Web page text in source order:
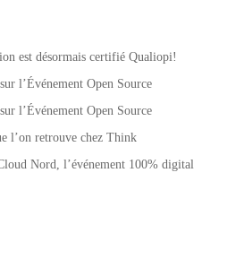
est désormais certifié Qualiopi!
l’Événement Open Source
l’Événement Open Source
l’on retrouve chez Think
Nord, l’événement 100% digital